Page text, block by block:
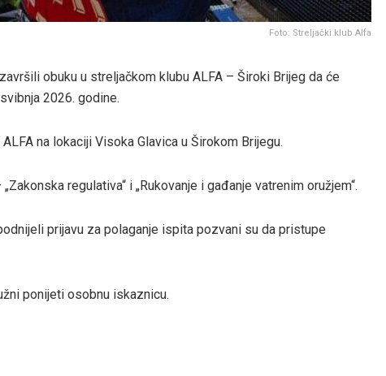
Foto: Streljački klub Alfa
obuku u streljačkom klubu ALFA – Široki Brijeg da će
2026. godine.
na lokaciji Visoka Glavica u Širokom Brijegu.
regulativa“ i „Rukovanje i gađanje vatrenim oružjem“.
prijavu za polaganje ispita pozvani su da pristupe
ponijeti osobnu iskaznicu.